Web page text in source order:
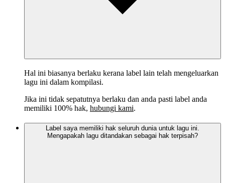
Hal ini biasanya berlaku kerana label lain telah mengeluarkan
lagu ini dalam kompilasi.
Jika ini tidak sepatutnya berlaku dan anda pasti label anda
memiliki 100% hak, hubungi kami.
Label saya memiliki hak seluruh dunia untuk lagu ini.
Mengapakah lagu ditandakan sebagai hak terpisah?